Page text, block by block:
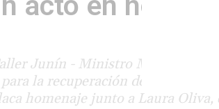
Junín - Ministro Mario
la recuperación de los
homenaje junto a Laura